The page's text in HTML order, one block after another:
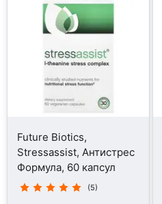
Future Biotics,
Stressassist, Антистрес
Формула, 60 капсул
(5)